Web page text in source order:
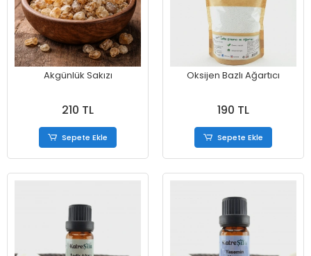
Akgünlük Sakızı
210 TL
Sepete Ekle
Oksijen Bazlı Ağartıcı
190 TL
Sepete Ekle